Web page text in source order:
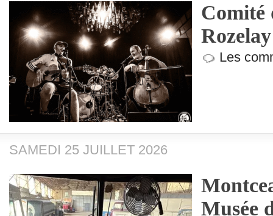
Comité
Rozelay
Les
SAMEDI 25 JUILLET 2026
Musée